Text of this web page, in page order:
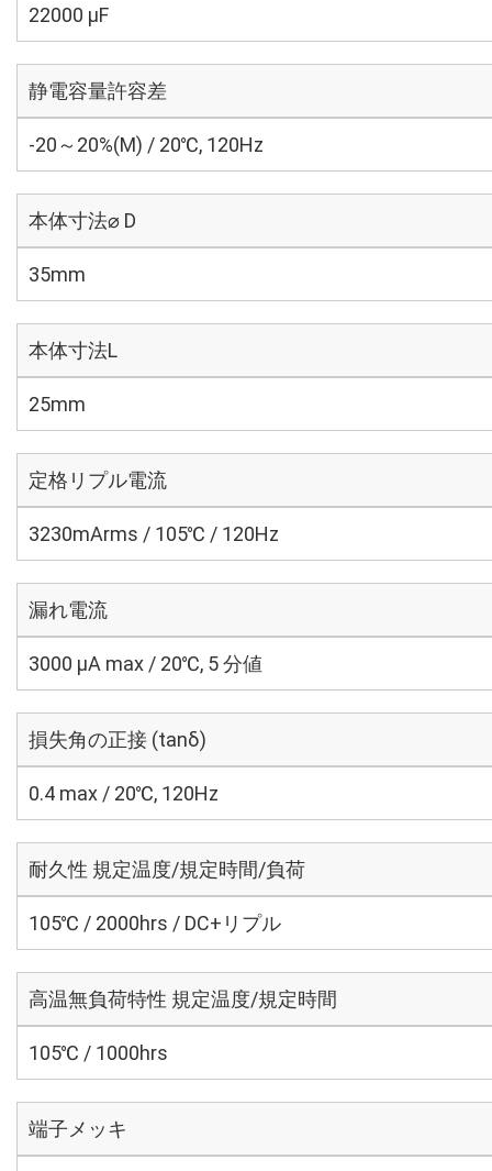
22000 µF
静電容量許容差
-20～20%(M) / 20℃, 120Hz
本体寸法⌀ D
35mm
本体寸法L
25mm
定格リプル電流
3230mArms / 105℃ / 120Hz
漏れ電流
3000 μA max / 20℃, 5 分値
損失角の正接 (tanδ)
0.4 max / 20℃, 120Hz
耐久性 規定温度/規定時間/負荷
105℃ / 2000hrs / DC+リプル
高温無負荷特性 規定温度/規定時間
105℃ / 1000hrs
端子メッキ